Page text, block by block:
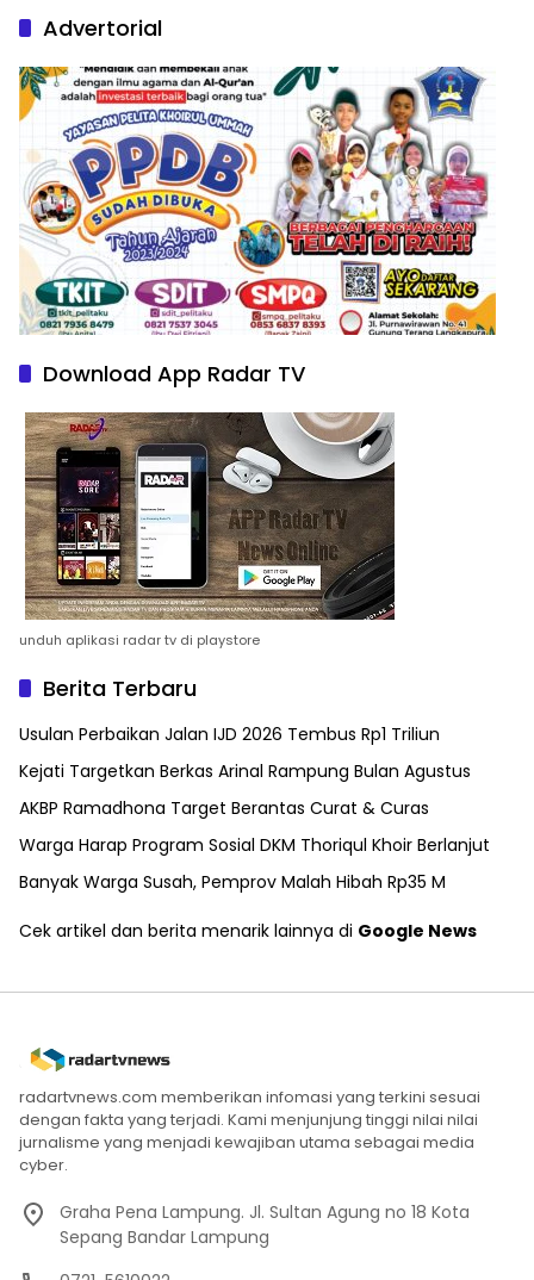
Advertorial
Download App Radar TV
unduh aplikasi radar tv di playstore
Berita Terbaru
Usulan Perbaikan Jalan IJD 2026 Tembus Rp1 Triliun
Kejati Targetkan Berkas Arinal Rampung Bulan Agustus
AKBP Ramadhona Target Berantas Curat & Curas
Warga Harap Program Sosial DKM Thoriqul Khoir Berlanjut
Banyak Warga Susah, Pemprov Malah Hibah Rp35 M
Cek artikel dan berita menarik lainnya di Google News
radartvnews.com memberikan infomasi yang terkini sesuai
dengan fakta yang terjadi. Kami menjunjung tinggi nilai nilai
jurnalisme yang menjadi kewajiban utama sebagai media
cyber.
Graha Pena Lampung. Jl. Sultan Agung no 18 Kota
Sepang Bandar Lampung